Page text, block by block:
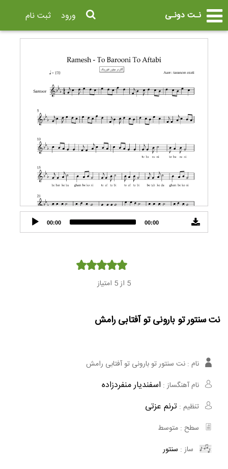
نـت دونـی ثبت نام ورود
Audio
Player
00:00 00:00
5 از 5 امتیاز
نت سنتور تو بارونی تو آفتابی رامش
نام : نت سنتور تو بارونی تو آفتابی رامش
نام آهنگساز : اسفندیار منفردزاده
تنظیم : ترنم عزتی
سطح : متوسط
ساز : سنتور